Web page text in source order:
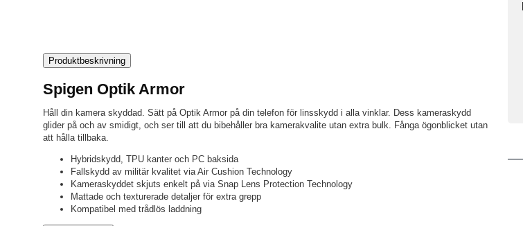
Produktbeskrivning
Spigen Optik Armor
Håll din kamera skyddad. Sätt på Optik Armor på din telefon för linsskydd i alla vinklar. Dess kameraskydd
glider på och av smidigt, och ser till att du bibehåller bra kamerakvalite utan extra bulk. Fånga ögonblicket utan
att hålla tillbaka.
Hybridskydd, TPU kanter och PC baksida
Fallskydd av militär kvalitet via Air Cushion Technology
Kameraskyddet skjuts enkelt på via Snap Lens Protection Technology
Mattade och texturerade detaljer för extra grepp
Kompatibel med trådlös laddning